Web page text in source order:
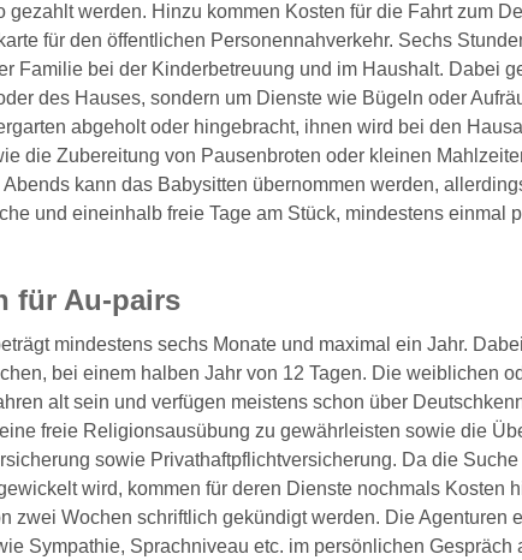
gezahlt werden. Hinzu kommen Kosten für die Fahrt zum
für den öffentlichen Personennahverkehr. Sechs
Familie bei der Kinderbetreuung und im Haushalt. Dabei
des Hauses, sondern um Dienste wie Bügeln oder
abgeholt oder hingebracht, ihnen wird bei den
die Zubereitung von Pausenbroten oder kleinen
kann das Babysitten übernommen werden,
und eineinhalb freie Tage am Stück, mindestens einmal
für Au-pairs
mindestens sechs Monate und maximal ein Jahr.
bei einem halben Jahr von 12 Tagen. Die weiblichen
alt sein und verfügen meistens schon über
freie Religionsausübung zu gewährleisten sowie die
sowie Privathaftpflichtversicherung. Da die
wird, kommen für deren Dienste nochmals Kosten
zwei Wochen schriftlich gekündigt werden. Die Agenturen
Sympathie, Sprachniveau etc. im persönlichen Gespräch